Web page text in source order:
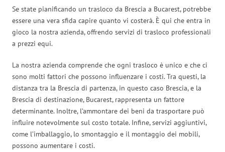
Se state pianificando un trasloco da Brescia a Bucarest, potrebbe
essere una vera sfida capire quanto vi costerà. È qui che entra in
gioco la nostra azienda, offrendo servizi di trasloco professionali
a prezzi equi.
La nostra azienda comprende che ogni trasloco è unico e che ci
sono molti fattori che possono influenzare i costi. Tra questi, la
distanza tra la Brescia di partenza, in questo caso Brescia, e la
Brescia di destinazione, Bucarest, rappresenta un fattore
determinante. Inoltre, l’ammontare dei beni da trasportare può
influire notevolmente sul costo totale. Infine, servizi aggiuntivi,
come l’imballaggio, lo smontaggio e il montaggio dei mobili,
possono aumentare i costi.